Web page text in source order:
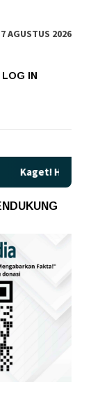
AGUSTUS 2026
LOG IN
Pertamax di